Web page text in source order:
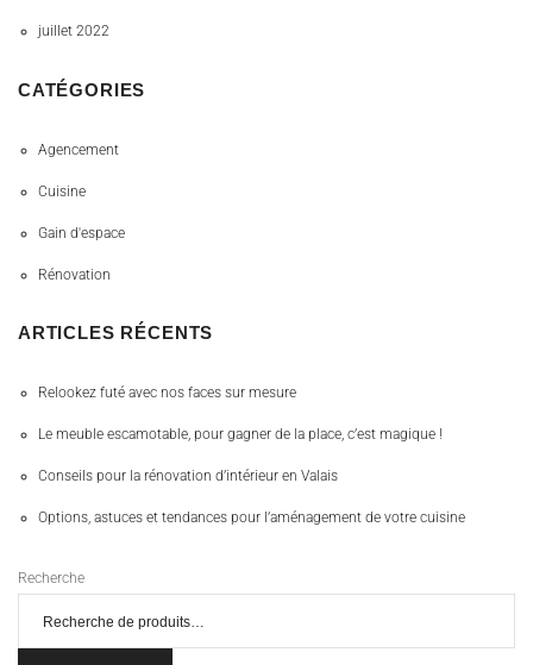
juillet 2022
CATÉGORIES
Agencement
Cuisine
Gain d'espace
Rénovation
ARTICLES RÉCENTS
Relookez futé avec nos faces sur mesure
Le meuble escamotable, pour gagner de la place, c’est magique !
Conseils pour la rénovation d’intérieur en Valais
Options, astuces et tendances pour l’aménagement de votre cuisine
Recherche